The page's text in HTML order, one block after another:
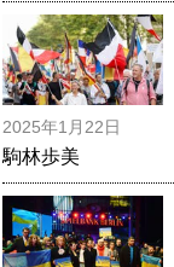
2025年1月22日
駒林歩美